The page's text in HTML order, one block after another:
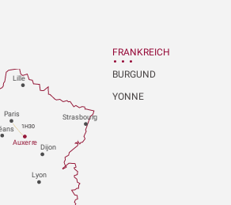
Paris
Dijon
Lyon
Auxerre
Strasbourg
Lille
1H30
FRANKREICH
BURGUND
YONNE